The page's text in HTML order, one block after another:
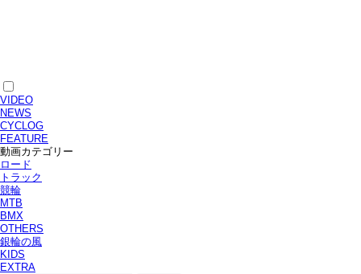
VIDEO
NEWS
CYCLOG
FEATURE
動画カテゴリー
ロード
トラック
競輪
MTB
BMX
OTHERS
銀輪の風
KIDS
EXTRA